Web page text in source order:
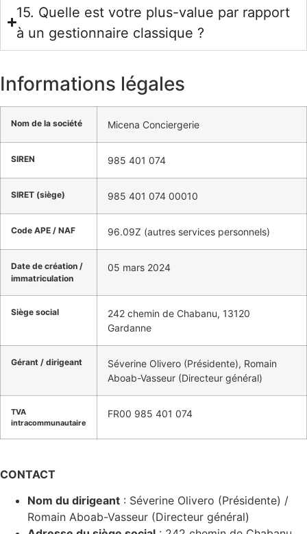
15. Quelle est votre plus-value par rapport
à un gestionnaire classique ?
Informations légales
Nom de la société Micena Conciergerie
SIREN 985 401 074
SIRET (siège) 985 401 074 00010
Code APE / NAF 96.09Z (autres services personnels)
Date de création /
immatriculation
05 mars 2024
Siège social
242 chemin de Chabanu, 13120
Gardanne
Gérant / dirigeant
Séverine Olivero (Présidente), Romain
Aboab-Vasseur (Directeur général)
TVA
intracommunautaire
FR00 985 401 074
CONTACT
Nom du dirigeant : Séverine Olivero (Présidente) /
Romain Aboab-Vasseur (Directeur général)